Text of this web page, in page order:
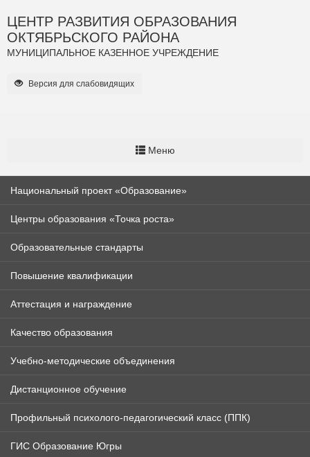
ЦЕНТР РАЗВИТИЯ ОБРАЗОВАНИЯ
ОКТЯБРЬСКОГО РАЙОНА
МУНИЦИПАЛЬНОЕ КАЗЕННОЕ УЧРЕЖДЕНИЕ
Версия для слабовидящих
Меню
Национальный проект «Образование»
Центры образования «Точка роста»
Образовательные стандарты
Повышение квалификации
Аттестация и награждение
Качество образования
Учебно-методические объединения
Дистанционное обучение
Профильный психолого-педагогический класс (ППК)
ГИС Образование Югры